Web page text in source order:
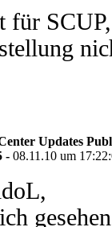
für
Updates
- 08.11.10 um